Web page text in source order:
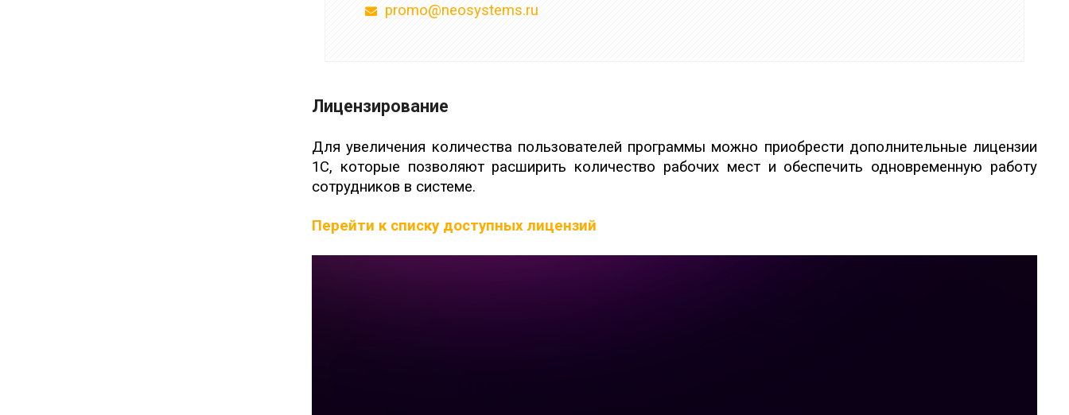
promo@neosystems.ru
Лицензирование
Для увеличения количества пользователей программы можно приобрести дополнительные лицензии
1С, которые позволяют расширить количество рабочих мест и обеспечить одновременную работу
сотрудников в системе.
Перейти к списку доступных лицензий